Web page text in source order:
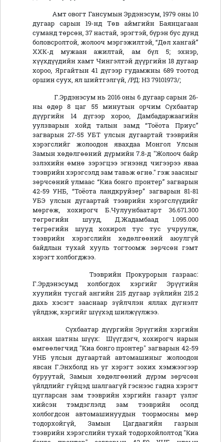
Амт овогт Гансумын Эрдэнэсум, 1979 оны 10
дугаар сарын 19-нд Төв аймгийн Баянцагаан
суманд төрсөн, 37 настай, эрэгтэй, бүрэн бус дунд
боловсролтой, жолооч мэргэжилтэй, “Дөл хангай”
ХХК-д мужаан ажилтай, ам бүл 5; эхнэр,
хүүхдүүдийн хамт Чингэлтэй дүүргийн 18 дугаар
хороо, Яргайтын 41 дүгээр гудамжны 689 тоотод
оршин суух, ял шийтгэлгүй, /РД: Н3 79101973/;
Г.Эрдэнэсум нь 2016 оны 6 дугаар сарын 26-
ны өдөр 8 цаг 55 минутын орчим Сүхбаатар
дүүргийн 14 дүгээр хороо, Дамбадаржаагийн
уулзварын хойд талын замд “Тоёота Приус”
загварын 27-55 УБТ улсын дугаартай тээврийн
хэрэгслийг жолоодон явахдаа Монгол Улсын
Замын хөдөлгөөний дүрмийн 7.8-д "Жолооч байр
эзлэхийн өмнө зэрэгцээ эгнээнд чигээрээ яваа
тээврийн хэрэгсэлд зам тавьж өгнө." гэж заасныг
зөрчсөний улмаас “Киа бонго пронтер” загварын
42-59 УНБ, “Тоёота ландкруйзер” загварын 81-81
УБЭ улсын дугаартай тээврийн хэрэгслүүдийг
мөргөж, хохирогч Б.Чулуунбаатарт 36.671.300
төгрөгийн шууд, Д.Жадамбаад 1.095.000
төгрөгийн шууд хохирол тус тус учруулж,
тээврийн хэрэгслийн хөдөлгөөний аюулгүй
байдлын тухай хууль тогтоомж зөрчсөн гэмт
хэрэгт холбогджээ.
Тээврийн Прокурорын газраас:
Г.Эрдэнэсумд холбогдох хэргийг Эрүүгийн
хуулийн тусгай ангийн 215 дугаар зүйлийн 215.2
дахь хэсэгт зааснаар зүйлчлэн яллах дүгнэлт
үйлдэж, хэргийг шүүхэд шилжүүлжээ.
Сүхбаатар дүүргийн Эрүүгийн хэргийн
анхан шатны шүүх: Шүүгдэгч, хохирогч нарын
өмгөөлөгчид "Киа бонго пронтер" загварын 42-59
УНБ улсын дугаартай автомашиныг жолоодон
явсан Г.Энхболд нь уг хэрэгт зохих хэмжээгээр
буруутай, Замын хөдөлгөөний дүрэм зөрчсөн
үйлдлийг гүйцэд шалгаагүй гэснээс гадна хэрэгт
цугларсан зам тээврийн хэргийн газарт үзлэг
хийсэн тэмдэглэлд зам тээврийн осолд
холбогдсон автомашинуудын тоормосны мөр
тодорхойгүй, Замын Цагдаагийн газрын
тээврийн хэрэгслийн тухай тодорхойлолтод "Киа